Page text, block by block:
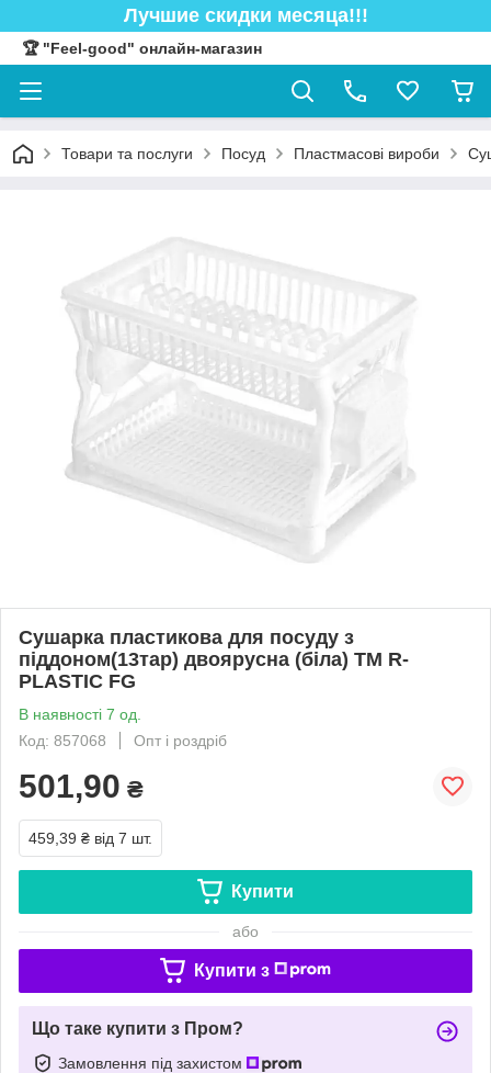
Лучшие скидки месяца!!!
🏆 "Feel-good" онлайн-магазин
Товари та послуги Посуд Пластмасові вироби
Сушарка пластикова для посуду з
піддоном(13тар) двоярусна (біла) ТМ R-
PLASTIC FG
В наявності 7 од.
Код: 857068
Опт і роздріб
501,90 ₴
459,39 ₴ від 7 шт.
Купити
або
Купити з
Що таке купити з Пром?
Замовлення під захистом